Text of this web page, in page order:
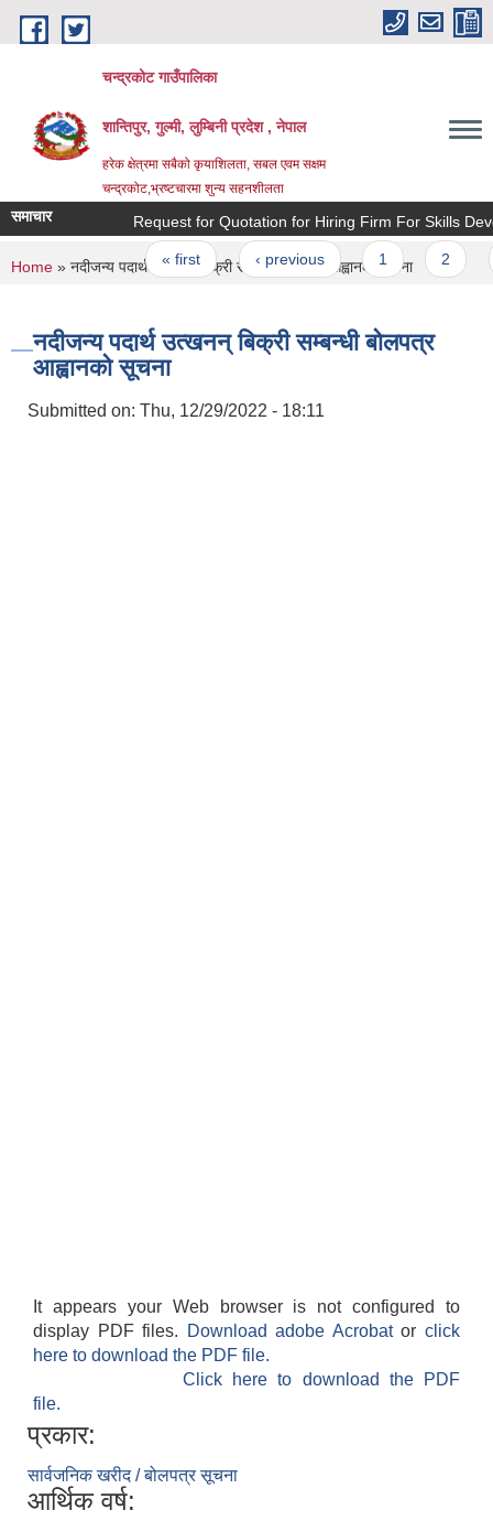
Skip to main content
चन्द्रकोट गाउँपालिका
शान्तिपुर, गुल्मी, लुम्बिनी प्रदेश , नेपाल
हरेक क्षेत्रमा सबैको कृयाशिलता, सबल एवम सक्षम
चन्द्रकोट,भ्रष्टचारमा शुन्य सहनशीलता
समाचार Request for Quotation for Hiring Firm For Skills
Pages
« first ‹ previous 1
You are here
Home » नदीजन्य पदार्थ उत्खनन् बिक्री सम्बन्धी बोलपत्र आह्वानको सूचना
नदीजन्य पदार्थ उत्खनन् बिक्री सम्बन्धी बोलपत्र
आह्वानको सूचना
Submitted on: Thu, 12/29/2022 - 18:11
It appears your Web browser is not configured to
display PDF files.
Download adobe Acrobatorclick
here to download the PDF file.
Click here to download the PDF
file.
प्रकार:
सार्वजनिक खरीद / बोलपत्र सूचना
आर्थिक वर्ष: